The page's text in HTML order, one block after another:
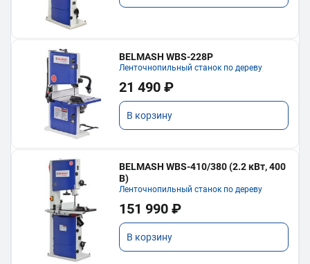
BELMASH WBS-228P
Ленточнопильный станок по дереву
21 490 ₽
В корзину
BELMASH WBS-410/380 (2.2 кВт, 400
В)
Ленточнопильный станок по дереву
151 990 ₽
В корзину